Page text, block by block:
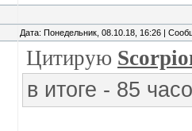
Дата: Понедельник, 08.10.18, 16:26 |
Цитирую
в итоге - 85